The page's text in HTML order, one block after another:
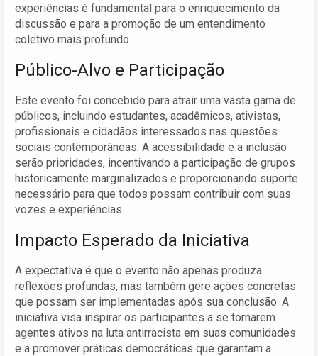
experiências é fundamental para o enriquecimento da
discussão e para a promoção de um entendimento
coletivo mais profundo.
Público-Alvo e Participação
Este evento foi concebido para atrair uma vasta gama de
públicos, incluindo estudantes, acadêmicos, ativistas,
profissionais e cidadãos interessados nas questões
sociais contemporâneas. A acessibilidade e a inclusão
serão prioridades, incentivando a participação de grupos
historicamente marginalizados e proporcionando suporte
necessário para que todos possam contribuir com suas
vozes e experiências.
Impacto Esperado da Iniciativa
A expectativa é que o evento não apenas produza
reflexões profundas, mas também gere ações concretas
que possam ser implementadas após sua conclusão. A
iniciativa visa inspirar os participantes a se tornarem
agentes ativos na luta antirracista em suas comunidades
e a promover práticas democráticas que garantam a